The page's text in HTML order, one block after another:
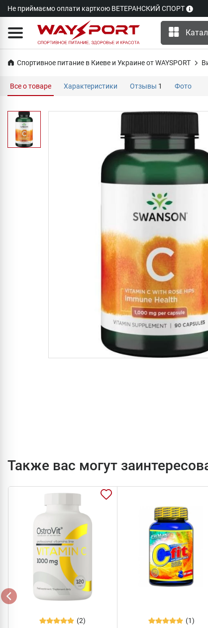
Не приймаємо оплати карткою ВЕТЕРАНСКИЙ СПОРТ
Спортивное питание в Киеве и Украине от WAYSPORT
Все о товаре Характеристики Отзывы 1 Фото
Также вас могут
(2) (1)